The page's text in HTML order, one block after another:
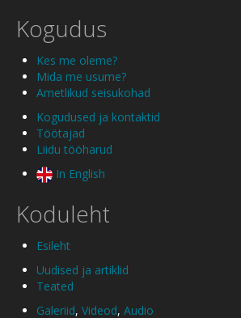
Kogudus
Kes me oleme?
Mida me usume?
Ametlikud seisukohad
Kogudused ja kontaktid
Töötajad
Liidu tööharud
In English
Koduleht
Esileht
Uudised ja artiklid
Teated
Galeriid, Videod, Audio